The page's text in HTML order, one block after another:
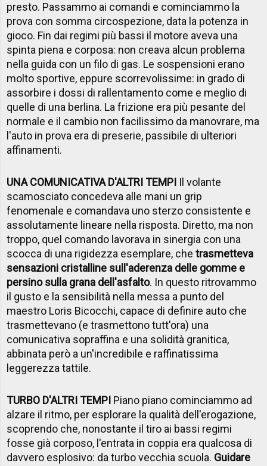
presto. Passammo ai comandi e cominciammo la
prova con somma circospezione, data la potenza in
gioco. Fin dai regimi più bassi il motore aveva una
spinta piena e corposa: non creava alcun problema
nella guida con un filo di gas. Le sospensioni erano
molto sportive, eppure scorrevolissime: in grado di
assorbire i dossi di rallentamento come e meglio di
quelle di una berlina. La frizione era più pesante del
normale e il cambio non facilissimo da manovrare, ma
l'auto in prova era di preserie, passibile di ulteriori
affinamenti.
UNA COMUNICATIVA D'ALTRI TEMPI Il volante
scamosciato concedeva alle mani un grip
fenomenale e comandava uno sterzo consistente e
assolutamente lineare nella risposta. Diretto, ma non
troppo, quel comando lavorava in sinergia con una
scocca di una rigidezza esemplare, chetrasmetteva
sensazioni cristalline sull'aderenza delle gomme e
persino sulla grana dell'asfalto. In questo ritrovammo
il gusto e la sensibilità nella messa a punto del
maestro Loris Bicocchi, capace di definire auto che
trasmettevano (e trasmettono tutt'ora) una
comunicativa sopraffina e una solidità granitica,
abbinata però a un'incredibile e raffinatissima
leggerezza tattile.
TURBO D'ALTRI TEMPI Piano piano cominciammo ad
alzare il ritmo, per esplorare la qualità dell'erogazione,
scoprendo che, nonostante il tiro ai bassi regimi
fosse già corposo, l'entrata in coppia era qualcosa di
davvero esplosivo: da turbo vecchia scuola. Guidare